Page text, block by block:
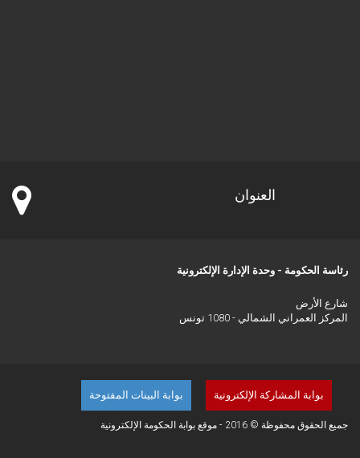
العنوان
رئاسة الحكومة - وحدة الإدارة الإلكترونية
شارع الأرض
المركز العمراني الشمالي - 1080 تونس
بوابة البينات المفتوحة بوابة المشاركة الإلكترونية
جميع الحقوق محفوظة © 2016 - موقع بوابة الحكومة الإلكترونية